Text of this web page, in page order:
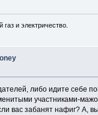
и электричество.
либо идите себе
участниками-
вас забанят нафиг? А,